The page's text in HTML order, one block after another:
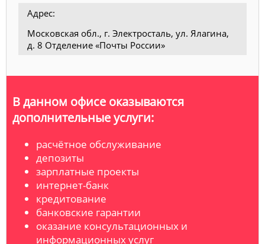
Адрес:
Московская обл., г. Электросталь, ул. Ялагина,
д. 8 Отделение «Почты России»
В данном офисе оказываются
дополнительные услуги:
расчётное обслуживание
депозиты
зарплатные проекты
интернет-банк
кредитование
банковские гарантии
оказание консультационных и
информационных услуг